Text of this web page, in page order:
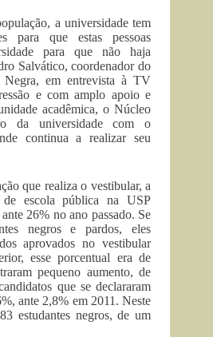
a universidade tem
para que estas pessoas
para que não haja
Salvático, coordenador do
Negra, em entrevista à TV
e com amplo apoio e
acadêmica, o Núcleo
da universidade com o
continua a realizar seu
que realiza o vestibular, a
de escola pública na USP
26% no ano passado. Se
negros e pardos, eles
aprovados no vestibular
esse porcentual era de
pequeno aumento, de
que se declararam
ante 2,8% em 2011. Neste
estudantes negros, de um